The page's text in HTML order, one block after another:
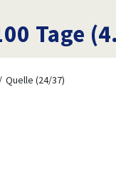
Tage
Quelle (24/37)